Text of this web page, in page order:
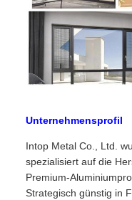
Unternehmensprofil
Intop Metal Co., Ltd.
spezialisiert auf die
Premium-
Strategisch günstig in